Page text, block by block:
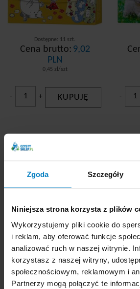
Zgoda Szczegóły
Niniejsza strona korzysta z plików
Wykorzystujemy pliki cookie do
i reklam, aby oferować funkcje
analizować ruch w naszej witrynie.
korzystasz z naszej witryny,
społecznościowym, reklamowym i
Partnerzy mogą połączyć te
Dostępne: 11 szt.
Cena brutto: 9,02
PLN
0,45 zł/szt
- + KUPUJĘ -
Salvequick Kids plastry
opatrunkowe Sonic